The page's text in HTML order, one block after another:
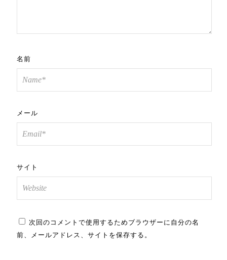
名前
メール
サイト
次回のコメントで使用するためブラウザーに自分の名
前、メールアドレス、サイトを保存する。